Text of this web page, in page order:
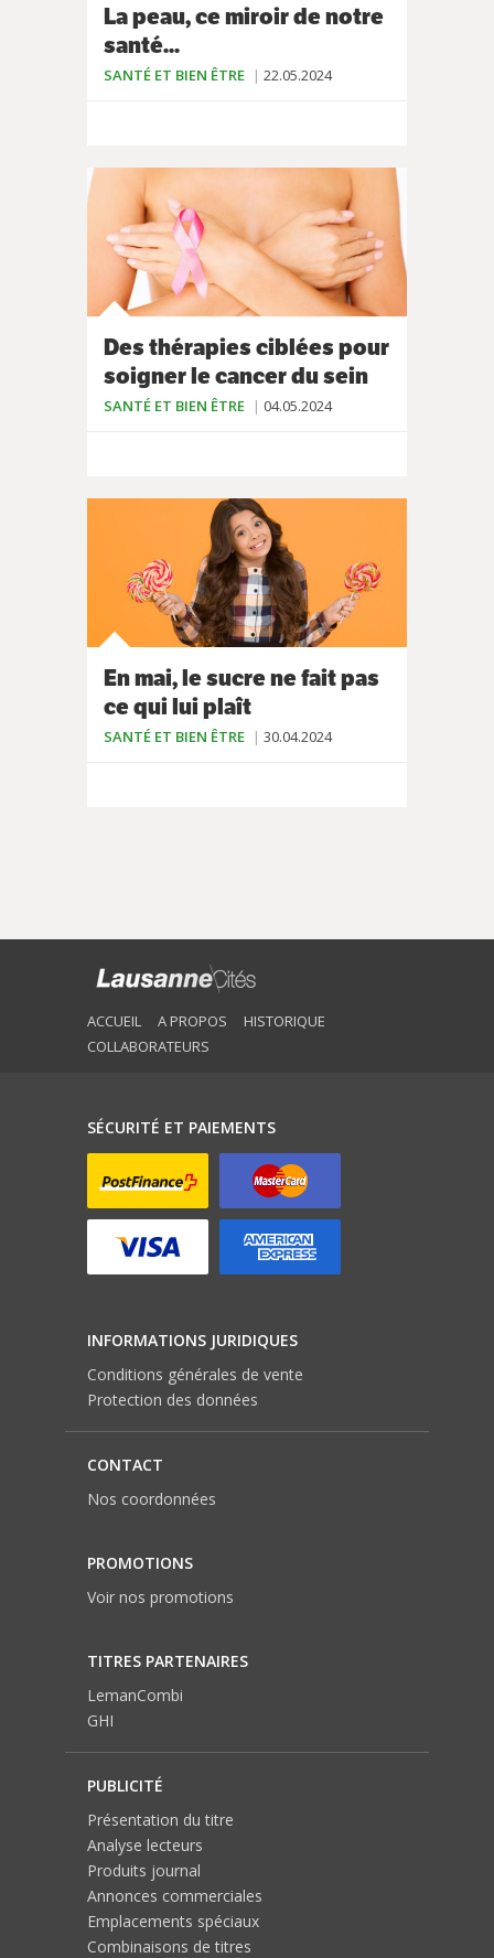
La peau, ce miroir de notre
santé...
SANTÉ ET BIEN ÊTRE 22.05.2024
Des thérapies ciblées pour
soigner le cancer du sein
SANTÉ ET BIEN ÊTRE 04.05.2024
En mai, le sucre ne fait pas
ce qui lui plaît
SANTÉ ET BIEN ÊTRE 30.04.2024
ACCUEIL A PROPOS
HISTORIQUE
COLLABORATEURS
SÉCURITÉ ET PAIEMENTS
INFORMATIONS JURIDIQUES
Conditions générales de vente
Protection des données
CONTACT
Nos coordonnées
PROMOTIONS
Voir nos promotions
TITRES PARTENAIRES
LemanCombi
GHI
PUBLICITÉ
Présentation du titre
Analyse lecteurs
Produits journal
Annonces commerciales
Emplacements spéciaux
Combinaisons de titres